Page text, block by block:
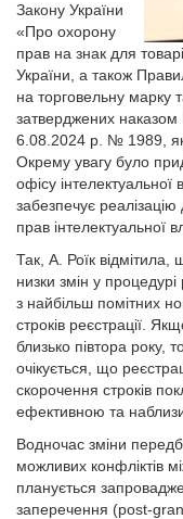
Закону України
«Про охорону
прав на знак для
України, а також
на торговельну марку
затверджених наказом
6.08.2024 р. № 1989,
Окрему увагу було
офісу інтелектуальної
забезпечує
прав інтелектуальної
Так, А. Роїк
низки змін у
з найбільш помітних
строків реєстрації.
близько півтора року,
очікується, що
скорочення строків
ефективною та
Водночас зміни
можливих конфліктів
планується
заперечення (post-